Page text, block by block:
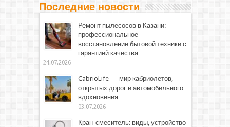
Последние новости
Ремонт пылесосов в Казани:
профессиональное
восстановление бытовой техники с
гарантией качества
24.07.2026
CabrioLife — мир кабриолетов,
открытых дорог и автомобильного
вдохновения
03.07.2026
Кран-смеситель: виды, устройство